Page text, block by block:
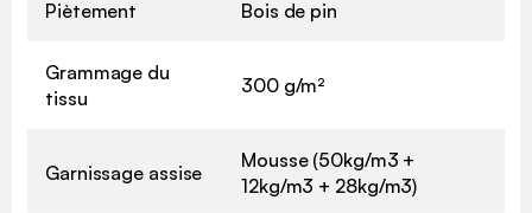
Piètement Bois de pin
Grammage du
tissu
300 g/m²
Garnissage assise
Mousse (50kg/m3 +
12kg/m3 + 28kg/m3)